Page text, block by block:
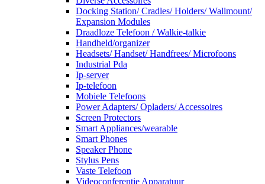
Docking Station/ Cradles/ Holders/ Wallmount/
Expansion Modules
Draadloze Telefoon / Walkie-talkie
Handheld/organizer
Headsets/ Handset/ Handfrees/ Microfoons
Industrial Pda
Ip-server
Ip-telefoon
Mobiele Telefoons
Power Adapters/ Opladers/ Accessoires
Screen Protectors
Smart Appliances/wearable
Smart Phones
Speaker Phone
Stylus Pens
Vaste Telefoon
Videoconferentie Apparatuur